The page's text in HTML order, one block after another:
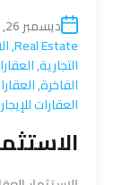
ديسمبر 26, 2025
Real Estate
,
التجارية,
الفاخرة,
العقارات للإيجار